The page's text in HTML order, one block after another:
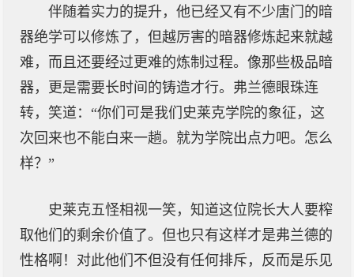
伴随着实力的提升，他已经又有不少唐门的暗
器绝学可以修炼了，但越厉害的暗器修炼起来就越
难，而且还要经过更难的炼制过程。像那些极品暗
器，更是需要长时间的铸造才行。弗兰德眼珠连
转，笑道：“你们可是我们史莱克学院的象征，这
次回来也不能白来一趟。就为学院出点力吧。怎么
样？”
史莱克五怪相视一笑，知道这位院长大人要榨
取他们的剩余价值了。但也只有这样才是弗兰德的
性格啊！对此他们不但没有任何排斥，反而是乐见